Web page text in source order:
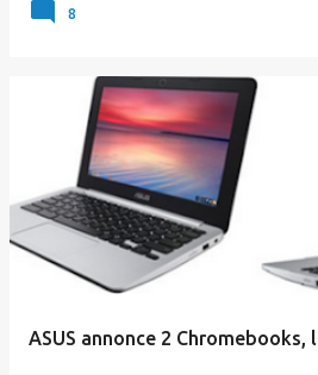
8
ASUS annonce 2 Chromebooks,